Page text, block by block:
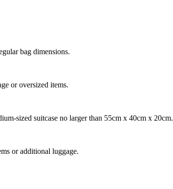
bag dimensions.
or oversized items.
sized suitcase no larger than 55cm x 40cm x 20cm.
or additional luggage.